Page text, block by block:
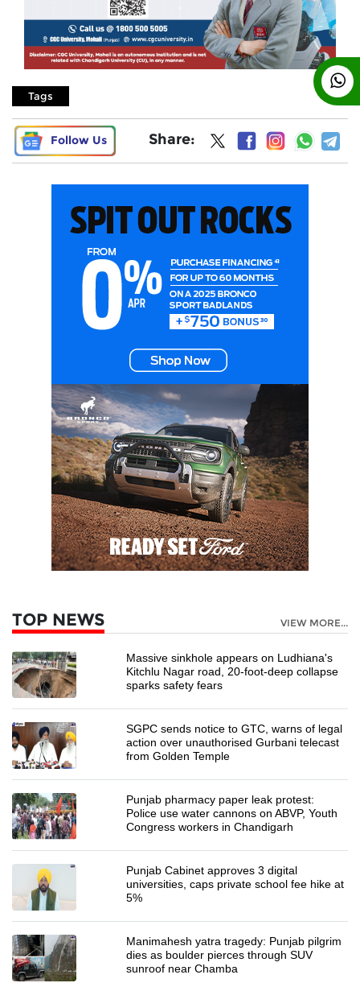
Tags
Follow Us Share:
TOP NEWS VIEW MORE...
Massive sinkhole appears on Ludhiana's
Kitchlu Nagar road, 20-foot-deep collapse
sparks safety fears
SGPC sends notice to GTC, warns of legal
action over unauthorised Gurbani telecast
from Golden Temple
Punjab pharmacy paper leak protest:
Police use water cannons on ABVP, Youth
Congress workers in Chandigarh
Punjab Cabinet approves 3 digital
universities, caps private school fee hike at
5%
Manimahesh yatra tragedy: Punjab pilgrim
dies as boulder pierces through SUV
sunroof near Chamba